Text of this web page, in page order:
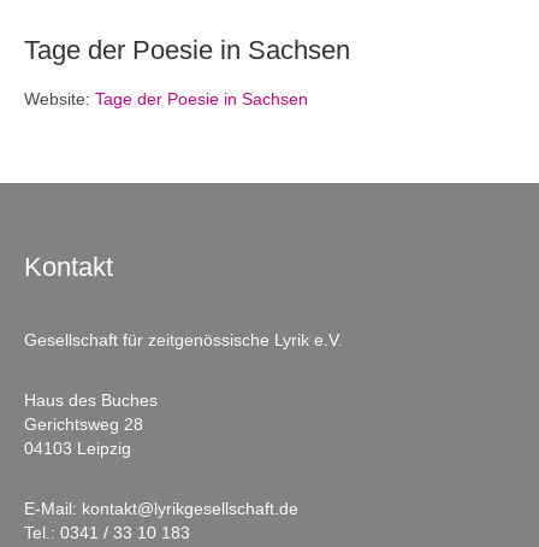
Tage der Poesie in Sachsen
Website: Tage der Poesie in Sachsen
Kontakt
Gesellschaft für zeitgenössische Lyrik e.V.
Haus des Buches
Gerichtsweg 28
04103 Leipzig
E-Mail: kontakt@lyrikgesellschaft.de
Tel.: 0341 / 33 10 183